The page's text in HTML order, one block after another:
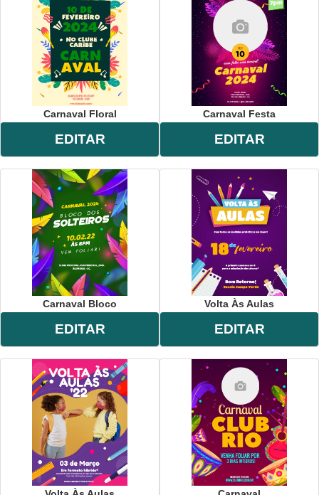
Carnaval Floral
EDITAR
Carnaval Festa
EDITAR
Carnaval Bloco
EDITAR
Volta Às Aulas
EDITAR